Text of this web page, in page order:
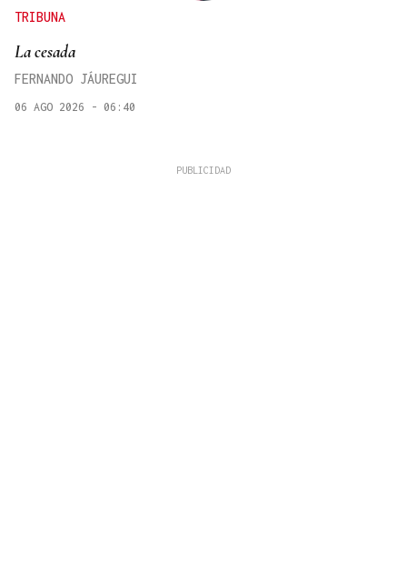
TRIBUNA
La cesada
FERNANDO JÁUREGUI
06 AGO 2026 - 06:40